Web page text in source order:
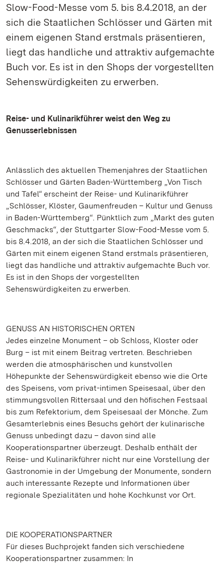
Slow-Food-Messe vom 5. bis 8.4.2018, an der
sich die Staatlichen Schlösser und Gärten mit
einem eigenen Stand erstmals präsentieren,
liegt das handliche und attraktiv aufgemachte
Buch vor. Es ist in den Shops der vorgestellten
Sehenswürdigkeiten zu erwerben.
Reise- und Kulinarikführer weist den Weg zu
Genusserlebnissen
Anlässlich des aktuellen Themenjahres der Staatlichen
Schlösser und Gärten Baden-Württemberg „Von Tisch
und Tafel“ erscheint der Reise- und Kulinarikführer
„Schlösser, Klöster, Gaumenfreuden – Kultur und Genuss
in Baden-Württemberg“. Pünktlich zum „Markt des guten
Geschmacks“, der Stuttgarter Slow-Food-Messe vom 5.
bis 8.4.2018, an der sich die Staatlichen Schlösser und
Gärten mit einem eigenen Stand erstmals präsentieren,
liegt das handliche und attraktiv aufgemachte Buch vor.
Es ist in den Shops der vorgestellten
Sehenswürdigkeiten zu erwerben.
GENUSS AN HISTORISCHEN ORTEN
Jedes einzelne Monument – ob Schloss, Kloster oder
Burg – ist mit einem Beitrag vertreten. Beschrieben
werden die atmosphärischen und kunstvollen
Höhepunkte der Sehenswürdigkeit ebenso wie die Orte
des Speisens, vom privat-intimen Speisesaal, über den
stimmungsvollen Rittersaal und den höfischen Festsaal
bis zum Refektorium, dem Speisesaal der Mönche. Zum
Gesamterlebnis eines Besuchs gehört der kulinarische
Genuss unbedingt dazu – davon sind alle
Kooperationspartner überzeugt. Deshalb enthält der
Reise- und Kulinarikführer nicht nur eine Vorstellung der
Gastronomie in der Umgebung der Monumente, sondern
auch interessante Rezepte und Informationen über
regionale Spezialitäten und hohe Kochkunst vor Ort.
DIE KOOPERATIONSPARTNER
Für dieses Buchprojekt fanden sich verschiedene
Kooperationspartner zusammen: In